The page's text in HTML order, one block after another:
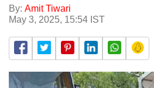
By: Amit Tiwari
May 3, 2025, 15:54 IST